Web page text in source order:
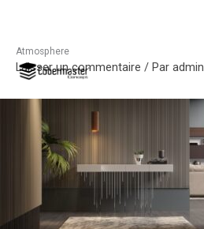
AllerAtmosphere
Laisser un commentaire / Par admin